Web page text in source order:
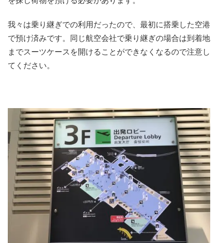
我々は乗り継ぎでの利用だったので、最初に搭乗した空港
で預け済みです。同じ航空会社で乗り継ぎの場合は到着地
までスーツケースを開けることができなくなるので注意し
てください。